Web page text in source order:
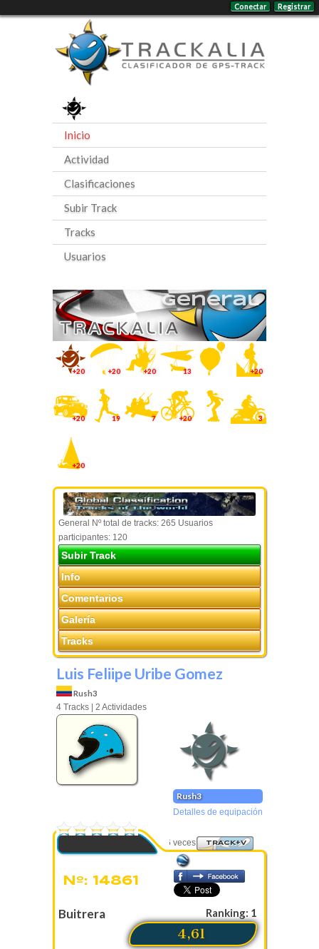
Conectar Registrar
Inicio
Actividad
Clasificaciones
Subir Track
Tracks
Usuarios
General
+20 +20 +20 13 +20
+20 19 7 +20 3
+20
General Nº total de tracks: 265 Usuarios
participantes: 120
Subir Track
Info
Comentarios
Galería
Tracks
Luis Feliipe Uribe Gomez
Rush3
4 Tracks | 2 Actividades
Rush3
Detalles de equipación
Visto 736 veces TRACK+V
Nº: 14861
Buitrera Ranking: 1
4,61